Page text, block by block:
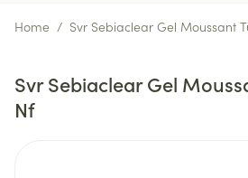
Home / Svr Sebiaclear Gel Moussant
Svr Sebiaclear Gel
Nf